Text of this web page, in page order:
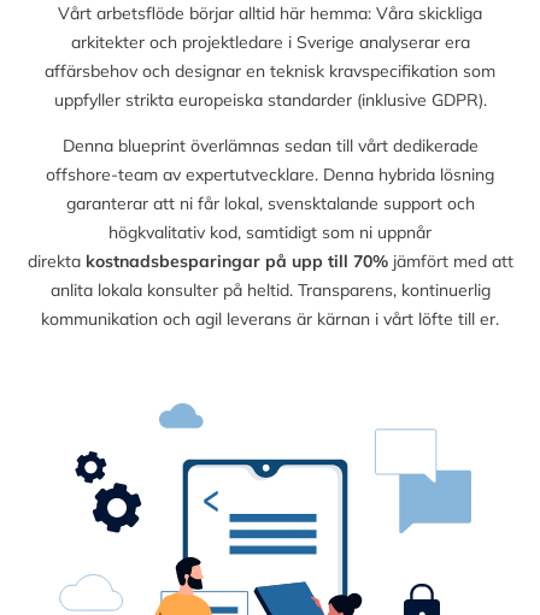
Vårt arbetsflöde börjar alltid här hemma: Våra skickliga
arkitekter och projektledare i Sverige analyserar era
affärsbehov och designar en teknisk kravspecifikation som
uppfyller strikta europeiska standarder (inklusive GDPR).
Denna blueprint överlämnas sedan till vårt dedikerade
offshore-team av expertutvecklare. Denna hybrida lösning
garanterar att ni får lokal, svensktalande support och
högkvalitativ kod, samtidigt som ni uppnår
direkta kostnadsbesparingar på upp till 70%jämfört med att
anlita lokala konsulter på heltid. Transparens, kontinuerlig
kommunikation och agil leverans är kärnan i vårt löfte till er.